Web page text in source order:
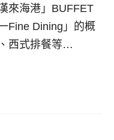
來海港」BUFFET
Fine Dining」的概
西式排餐等…